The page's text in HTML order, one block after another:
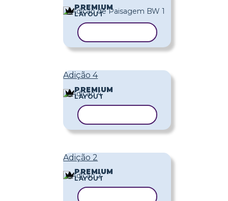
PREMIUM
LAYOUT
Adição 4
PREMIUM
LAYOUT
Adição 2
PREMIUM
LAYOUT